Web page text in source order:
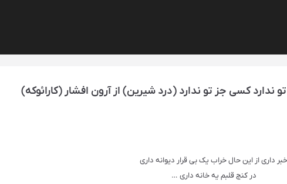
کسی جز تو ندارد (درد شیرین) از آرون افشار (کارائوکه)
خبر داری از این حال خراب یک بی قرار دیوانه داری
در کنج قلبم یه خانه داری …